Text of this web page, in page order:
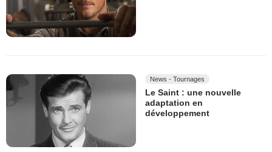
News - Tournages
Le Saint : une nouvelle
adaptation en
développement